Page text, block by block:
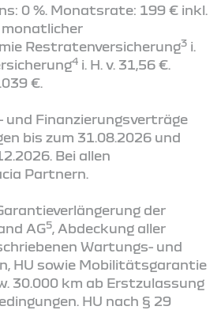
0 %. Monatsrate: 199 € inkl.
Restratenversicherung3 i.
4 i. H. v. 31,56 €.
€.
und Finanzierungsverträge
bis zum 31.08.2026 und
Bei allen
Partnern.
der
AG5, Abdeckung aller
Wartungs- und
HU sowie Mobilitätsgarantie
30.000 km ab Erstzulassung
HU nach § 29